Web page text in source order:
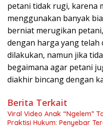
petani tidak rugi, karena
menggunakan banyak
berniat merugikan
dengan harga yang
dilakukan, namun jika
begaimana agar petani
diakhir bincang dengan
Berita Terkait
Viral Video Anak “Ngelem”
Praktisi Hukum: Penyebar